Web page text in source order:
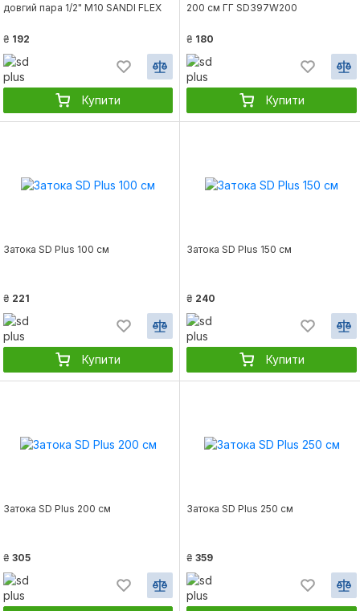
довгий пара 1/2" М10 SANDI FLEX
₴ 192
Купити
200 см ГГ SD397W200
₴ 180
Купити
Затока SD Plus 100 см
₴ 221
Купити
Затока SD Plus 150 см
₴ 240
Купити
Затока SD Plus 200 см
₴ 305
Затока SD Plus 250 см
₴ 359